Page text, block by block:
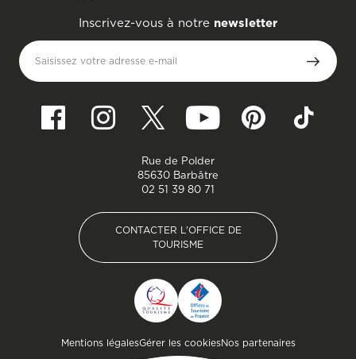
Mentions légalesGérer les cookiesNos partenaires
Inscrivez-vous à notre newsletter
Saisissez votre adresse e-mail
Rue de Polder
85630 Barbâtre
02 51 39 80 71
CONTACTER L'OFFICE DE
TOURISME
CONTACTER L'OFFICE DE
TOURISME